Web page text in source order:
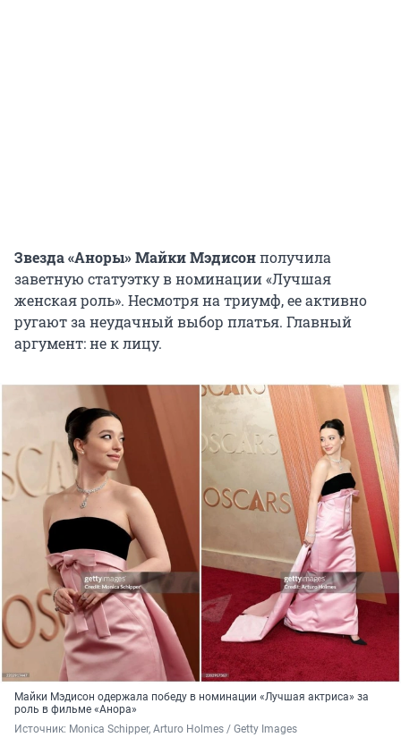
Звезда «Аноры» Майки Мэдисонполучила
заветную статуэтку в номинации «Лучшая
женская роль». Несмотря на триумф, ее активно
ругают за неудачный выбор платья. Главный
аргумент: не к лицу.
Майки Мэдисон одержала победу в номинации «Лучшая актриса» за
роль в фильме «Анора»
Источник: Monica Schipper, Arturo Holmes / Getty Images